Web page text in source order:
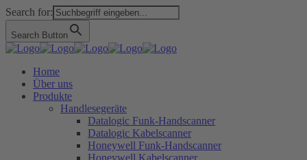
Search for:
Search Button
Home
Über uns
Produkte
Handlesegeräte
Datalogic Funk-Handscanner
Datalogic Kabelscanner
Honeywell Funk-Handscanner
Honeywell Kabelscanner